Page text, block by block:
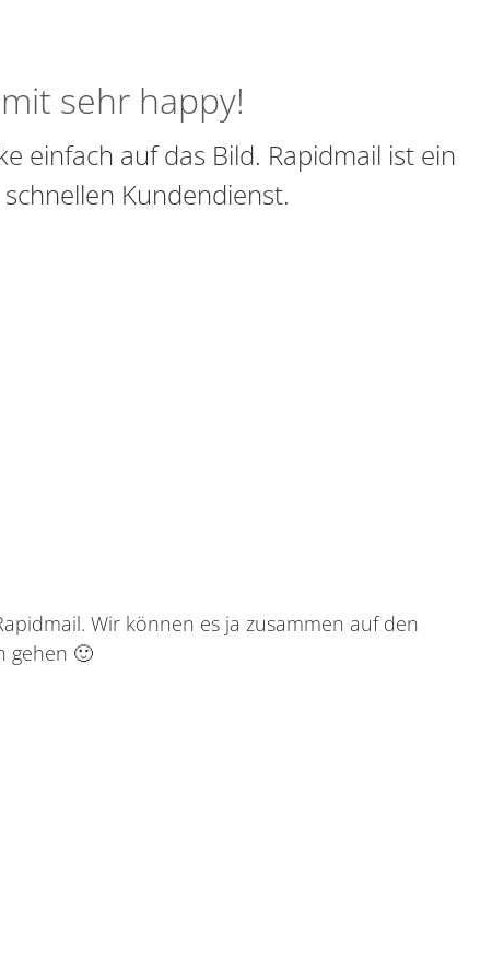
sehr happy!
einfach auf das Bild. Rapidmail ist ein
Kundendienst.
Wir können es ja zusammen auf den
gehen 🙂